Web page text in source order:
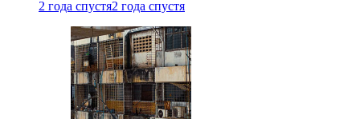
2 года спустя2 года спустя